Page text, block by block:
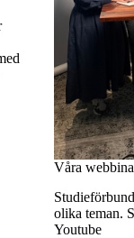
Våra
olika teman.
Youtube